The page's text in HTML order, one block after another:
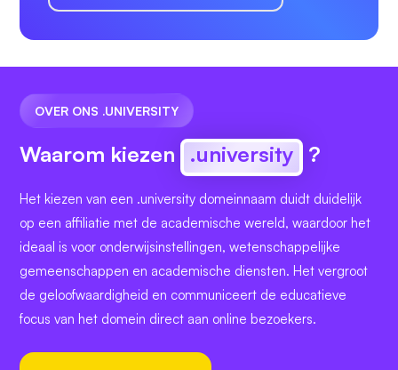
OVER ONS .UNIVERSITY
Waarom kiezen .university ?
Het kiezen van een .university domeinnaam duidt duidelijk
op een affiliatie met de academische wereld, waardoor het
ideaal is voor onderwijsinstellingen, wetenschappelijke
gemeenschappen en academische diensten. Het vergroot
de geloofwaardigheid en communiceert de educatieve
focus van het domein direct aan online bezoekers.